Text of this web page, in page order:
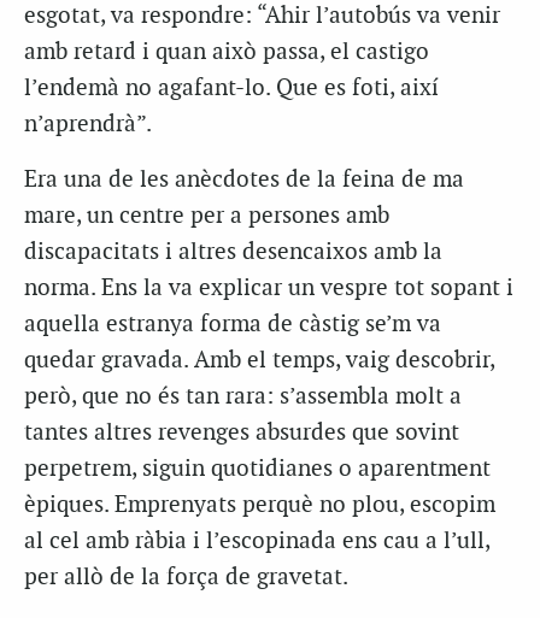
esgotat, va respondre: “Ahir l’autobús va venir
amb retard i quan això passa, el castigo
l’endemà no agafant-lo. Que es foti, així
n’aprendrà”.
Era una de les anècdotes de la feina de ma
mare, un centre per a persones amb
discapacitats i altres desencaixos amb la
norma. Ens la va explicar un vespre tot sopant i
aquella estranya forma de càstig se’m va
quedar gravada. Amb el temps, vaig descobrir,
però, que no és tan rara: s’assembla molt a
tantes altres revenges absurdes que sovint
perpetrem, siguin quotidianes o aparentment
èpiques. Emprenyats perquè no plou, escopim
al cel amb ràbia i l’escopinada ens cau a l’ull,
per allò de la força de gravetat.